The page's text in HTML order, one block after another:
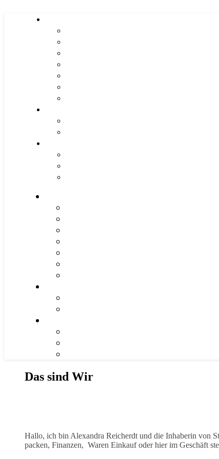
Das sind Wir
Hallo, ich bin Alexandra Reicherdt und die Inhaberin von
packen, Finanzen, Waren Einkauf oder hier im Geschäft